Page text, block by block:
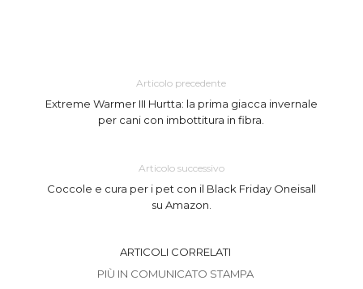
Articolo precedente
Extreme Warmer III Hurtta: la prima giacca invernale
per cani con imbottitura in fibra.
Articolo successivo
Coccole e cura per i pet con il Black Friday Oneisall
su Amazon.
ARTICOLI CORRELATI
PIÙ IN COMUNICATO STAMPA